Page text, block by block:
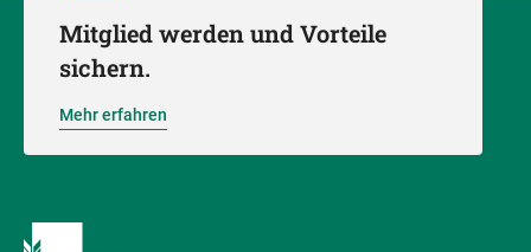
Mitglied werden und Vorteile
sichern.
Mehr erfahren